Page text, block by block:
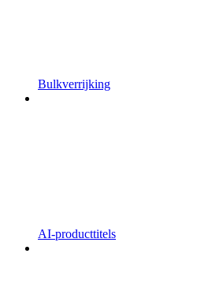
Bulkverrijking
AI-producttitels